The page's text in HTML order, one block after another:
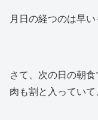
月日の経つのは早い
さて、次の日の朝
肉も割と入っていて